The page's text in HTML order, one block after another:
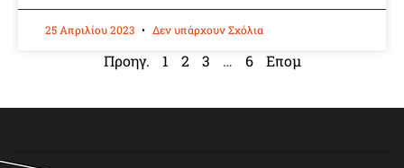
25 Απριλίου 2023 Δεν υπάρχουν Σχόλια
Προηγ. 1 2 3 … 6 Επομ